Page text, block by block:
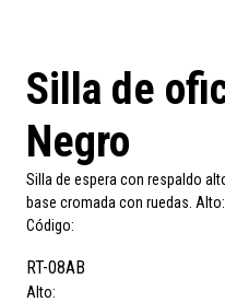
Silla de
Negro
Silla de espera con respaldo
base cromada con ruedas.
Código:
RT-08AB
Alto: